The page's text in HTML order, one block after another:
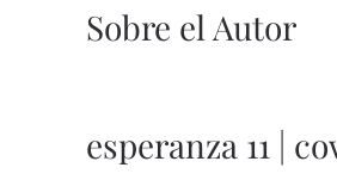
Sobre el Autor
esperanza 11 |